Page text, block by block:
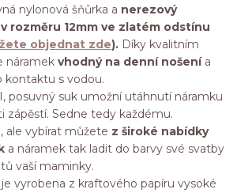
nylonová šňůrka a nerezový
rozměru 12mm ve zlatém odstínu
objednat zde). Díky kvalitním
náramek vhodný na denní nošenía
kontaktu s vodou.
posuvný suk umožní utáhnutí náramku
zápěstí. Sedne tedy každému.
ale vybírat můžete z široké nabídky
a náramek tak ladit do barvy své svatby
vaší maminky.
je vyrobena z kraftového papíru vysoké